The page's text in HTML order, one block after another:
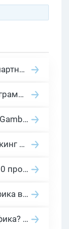
SalesDoubler: украинская сеть партнерских программ с оплатой за действие
Partners 1win: партнерская программа казино в нише гемблинг арбитраж
2026 Гемблинг это: Разбираем Gambling вертикаль, и все что связано с гемблинг и беттинг офферами
Cloaking House: облачный клоакинг для фильтрации ботов FB и Google Ads — гайд PHP-интеграции 2026
Сколько платит YouTube за 1000 просмотров в 2026: реальные цифры от 0.5 до 36 USD по ГЕО
Нейросети для арбитража трафика в 2026: инструменты, кейсы и AI-медиабайеры
За что платят в арбитраже трафика? 30 моделей оплаты в бурж и СНГ партнерках